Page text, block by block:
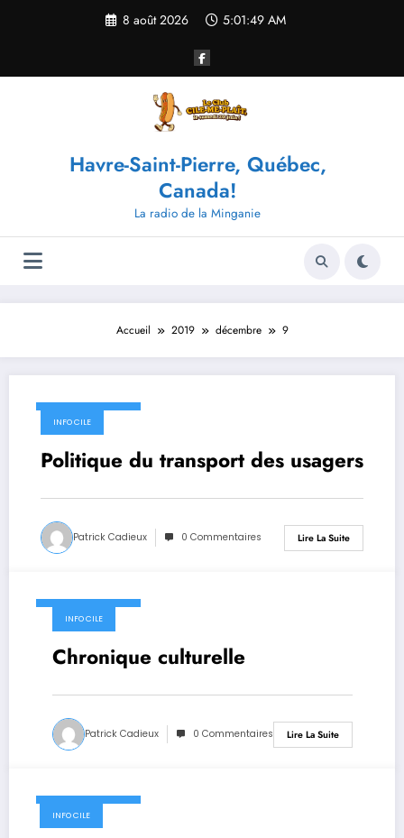
8 août 2026 5:01:49 AM
Havre-Saint-Pierre, Québec,
Canada!
La radio de la Minganie
Accueil 2019 décembre 9
9 décembre 2019
INFO CILE
Politique du transport des usagers
Patrick Cadieux 0 Commentaires Lire La Suite
9 décembre 2019
INFO CILE
Chronique culturelle
Patrick Cadieux 0 Commentaires Lire La Suite
9 décembre 2019
INFO CILE